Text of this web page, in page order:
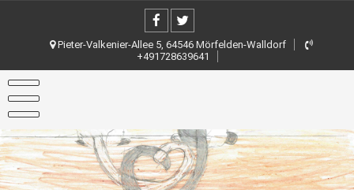
Pieter-Valkenier-Allee 5, 64546 Mörfelden-Walldorf
+491728639641